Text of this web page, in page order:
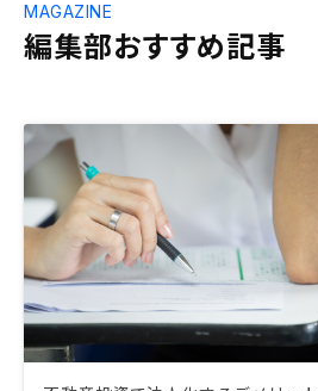
編集部おすすめ記事
MAGAZINE